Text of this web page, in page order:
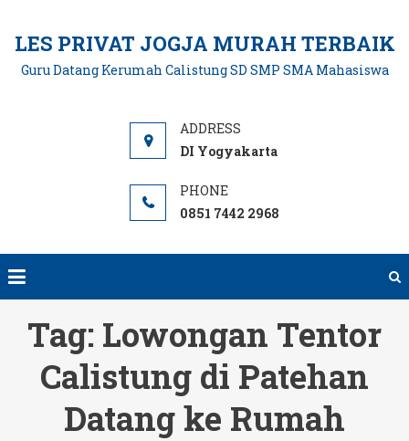
content
LES PRIVAT JOGJA MURAH TERBAIK
Guru Datang Kerumah Calistung SD SMP SMA Mahasiswa
DI Yogyakarta
0851 7442 2968
Tag: Lowongan Tentor
Calistung di Patehan
Datang ke Rumah